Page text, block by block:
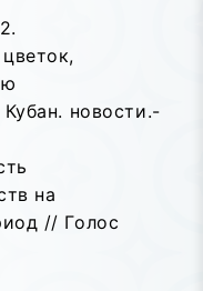
новости.-
на
// Голос